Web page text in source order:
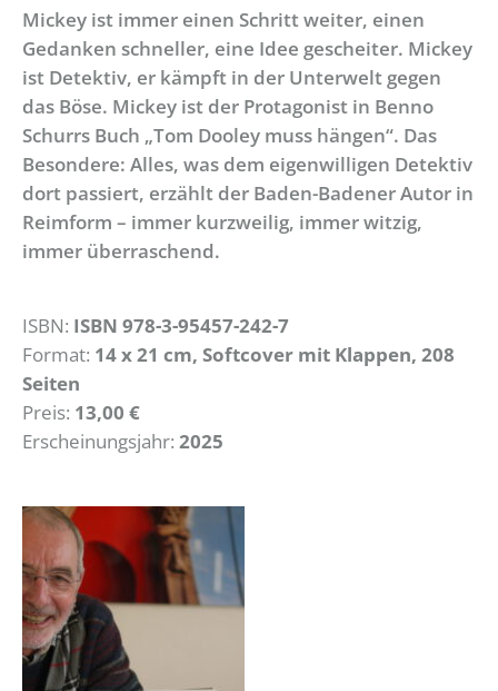
Mickey ist immer einen Schritt weiter, einen
Gedanken schneller, eine Idee gescheiter. Mickey
ist Detektiv, er kämpft in der Unterwelt gegen
das Böse. Mickey ist der Protagonist in Benno
Schurrs Buch „Tom Dooley muss hängen“. Das
Besondere: Alles, was dem eigenwilligen Detektiv
dort passiert, erzählt der Baden-Badener Autor in
Reimform – immer kurzweilig, immer witzig,
immer überraschend.
ISBN: ISBN 978-3-95457-242-7
Format: 14 x 21 cm, Softcover mit Klappen, 208
Seiten
Preis: 13,00 €
Erscheinungsjahr: 2025